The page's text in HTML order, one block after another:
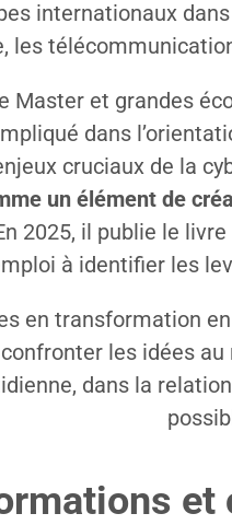
internationaux
les
et grandes
dans
cruciaux de la
un élément de
2025, il publie le
à identifier les
en transformation
les idées
dans la